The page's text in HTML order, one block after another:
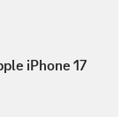
iPhone 17